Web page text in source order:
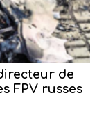
de
FPV russes